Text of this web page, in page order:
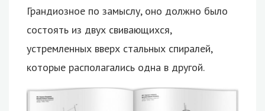
Грандиозное по замыслу, оно должно было
состоять из двух свивающихся,
устремленных вверх стальных спиралей,
которые располагались одна в другой.